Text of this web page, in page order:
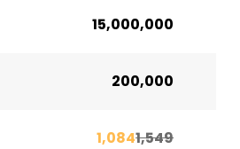
15,000,000
200,000
1,0841,549